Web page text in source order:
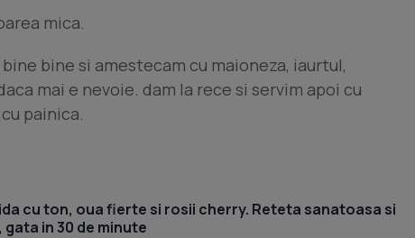
mica.
bine si amestecam cu maioneza, iaurtul,
mai e nevoie. dam la rece si servim apoi cu
painica.
cu ton, oua fierte si rosii cherry. Reteta sanatoasa si
in 30 de minute